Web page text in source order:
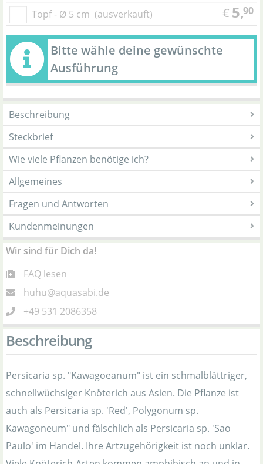
Topf - Ø 5 cm (ausverkauft) € 5,90
Bitte wähle deine gewünschte
Ausführung
Beschreibung
Steckbrief
Wie viele Pflanzen benötige ich?
Allgemeines
Fragen und Antworten
Kundenmeinungen
Wir sind für Dich da!
FAQ lesen
huhu@aquasabi.de
+49 531 2086358
Beschreibung
Persicaria sp. "Kawagoeanum" ist ein schmalblättriger,
schnellwüchsiger Knöterich aus Asien. Die Pflanze ist
auch als Persicaria sp. 'Red', Polygonum sp.
Kawagoneum" und fälschlich als Persicaria sp. 'Sao
Paulo' im Handel. Ihre Artzugehörigkeit ist noch unklar.